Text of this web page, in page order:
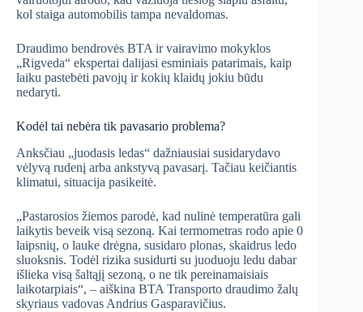
kol staiga automobilis tampa nevaldomas.
Draudimo bendrovės BTA ir vairavimo mokyklos
„Rigveda“ ekspertai dalijasi esminiais patarimais, kaip
laiku pastebėti pavojų ir kokių klaidų jokiu būdu
nedaryti.
Kodėl tai nebėra tik pavasario problema?
Anksčiau „juodasis ledas“ dažniausiai susidarydavo
vėlyvą rudenį arba ankstyvą pavasarį. Tačiau keičiantis
klimatui, situacija pasikeitė.
„Pastarosios žiemos parodė, kad nulinė temperatūra gali
laikytis beveik visą sezoną. Kai termometras rodo apie 0
laipsnių, o lauke drėgna, susidaro plonas, skaidrus ledo
sluoksnis. Todėl rizika susidurti su juoduoju ledu dabar
išlieka visą šaltąjį sezoną, o ne tik pereinamaisiais
laikotarpiais“, – aiškina BTA Transporto draudimo žalų
skyriaus vadovas Andrius Gasparavičius.